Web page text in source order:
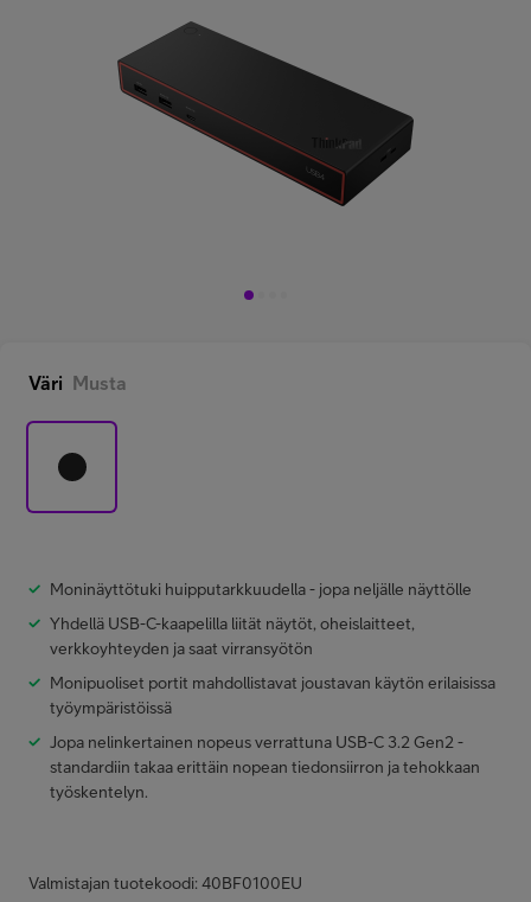
Minun Telia Yrityksille
Väri Musta
Moninäyttötuki huipputarkkuudella - jopa neljälle näyttölle
Yhdellä USB-C-kaapelilla liität näytöt, oheislaitteet,
verkkoyhteyden ja saat virransyötön
Monipuoliset portit mahdollistavat joustavan käytön erilaisissa
työympäristöissä
Jopa nelinkertainen nopeus verrattuna USB-C 3.2 Gen2 -
standardiin takaa erittäin nopean tiedonsiirron ja tehokkaan
työskentelyn.
Valmistajan tuotekoodi: 40BF0100EU